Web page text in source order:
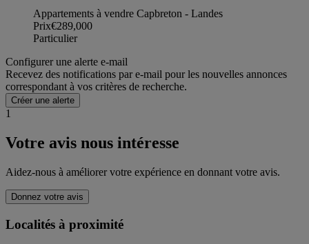
Appartements à vendre Capbreton - Landes
Prix€289,000
Particulier
Configurer une alerte e-mail
Recevez des notifications par e-mail pour les nouvelles annonces
correspondant à vos critères de recherche.
Créer une alerte
1
Votre avis nous intéresse
Aidez-nous à améliorer votre expérience en donnant votre avis.
Donnez votre avis
Localités à proximité